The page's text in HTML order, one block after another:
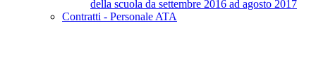
della scuola da settembre 2016 ad agosto 2017
Contratti - Personale ATA